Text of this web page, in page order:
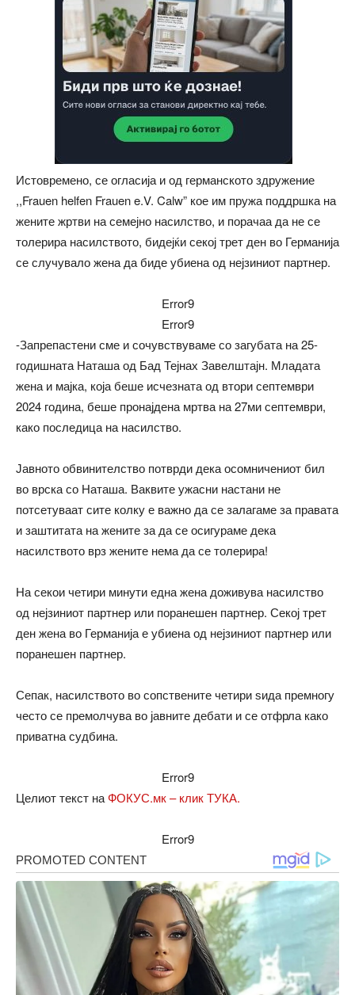
Истовремено, се огласија и од германското здружение
,,Frauen helfen Frauen e.V. Calw” кое им пружа поддршка на
жените жртви на семејно насилство, и порачаа да не се
толерира насилството, бидејќи секој трет ден во Германија
се случувало жена да биде убиена од нејзиниот партнер.
Error9
Error9
-Запрепастени сме и сочувствуваме со загубата на 25-
годишната Наташа од Бад Тејнах Завелштајн. Младата
жена и мајка, која беше исчезната од втори септември
2024 година, беше пронајдена мртва на 27ми септември,
како последица на насилство.
Јавното обвинителство потврди дека осомничениот бил
во врска со Наташа. Ваквите ужасни настани не
потсетуваат сите колку е важно да се залагаме за правата
и заштитата на жените за да се осигураме дека
насилството врз жените нема да се толерира!
На секои четири минути една жена доживува насилство
од нејзиниот партнер или поранешен партнер. Секој трет
ден жена во Германија е убиена од нејзиниот партнер или
поранешен партнер.
Сепак, насилството во сопствените четири ѕида премногу
често се премолчува во јавните дебати и се отфрла како
приватна судбина.
Error9
Целиот текст наФОКУС.мк – клик ТУКА.
Error9